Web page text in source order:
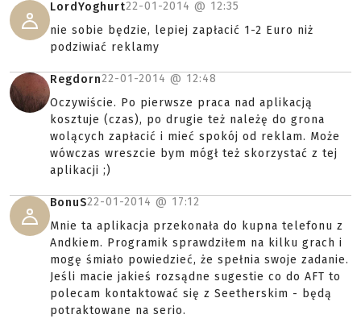
LordYoghurt22-01-2014 @ 12:35
nie sobie będzie, lepiej zapłacić 1-2 Euro niż
podziwiać reklamy
Regdorn22-01-2014 @ 12:48
Oczywiście. Po pierwsze praca nad aplikacją
kosztuje (czas), po drugie też należę do grona
wolących zapłacić i mieć spokój od reklam. Może
wówczas wreszcie bym mógł też skorzystać z tej
aplikacji ;)
BonuS22-01-2014 @ 17:12
Mnie ta aplikacja przekonała do kupna telefonu z
Andkiem. Programik sprawdziłem na kilku grach i
mogę śmiało powiedzieć, że spełnia swoje zadanie.
Jeśli macie jakieś rozsądne sugestie co do AFT to
polecam kontaktować się z Seetherskim - będą
potraktowane na serio.